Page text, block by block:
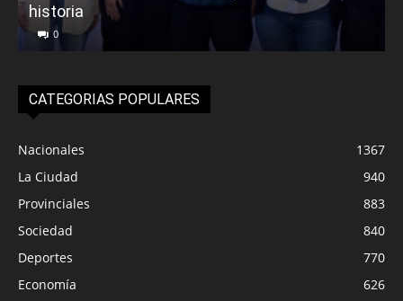
historia
0
CATEGORIAS POPULARES
Nacionales
1367
La Ciudad
940
Provinciales
883
Sociedad
840
Deportes
770
Economía
626